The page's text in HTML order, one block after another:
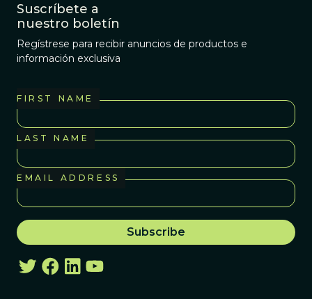
Suscríbete a
nuestro boletín
Regístrese para recibir anuncios de productos e
información exclusiva
FIRST NAME
LAST NAME
EMAIL ADDRESS